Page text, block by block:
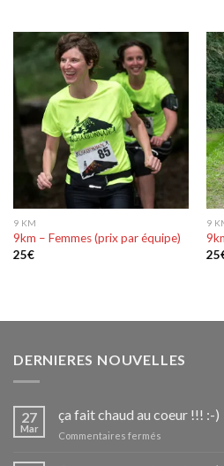
9 KM
9km – Femmes (prix par équipe)
25€
9
25
DERNIERES NOUVELLES
27
Mar
ça fait chaud au coeur !!! :-)
Commentaires fermés